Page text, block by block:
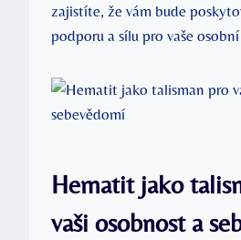
zajistíte, že vám bude
podporu a sílu pro vaše
Hematit jako
vaši osobnost a